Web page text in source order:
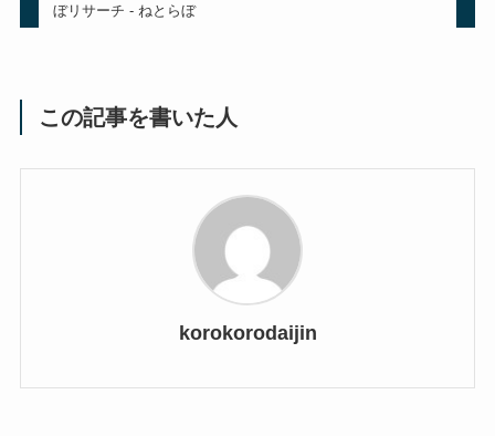
ぼリサーチ - ねとらぼ
この記事を書いた人
korokorodaijin